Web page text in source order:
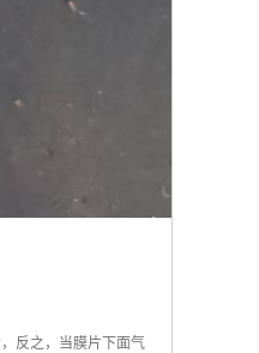
反之，当膜片下面气